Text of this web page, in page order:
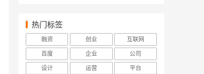
热门标签
融资 创业
互联网
百度
企业
公司
设计
运营
平台